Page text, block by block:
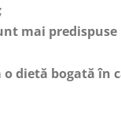
mai predispuse
o dietă bogată în